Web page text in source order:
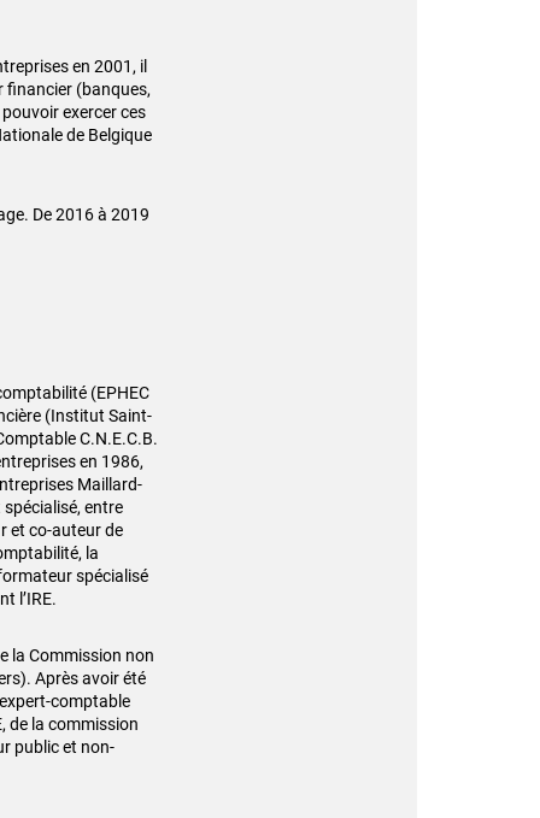
en 2001, il
financier (banques,
exercer ces
de Belgique
De 2016 à 2019
(EPHEC
(Institut Saint-
C.N.E.C.B.
en 1986,
Maillard-
entre
et co-auteur de
la
spécialisé
l’IRE.
la Commission non
Après avoir été
comptable
de la commission
public et non-